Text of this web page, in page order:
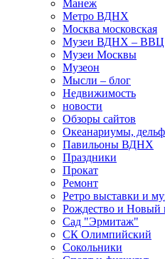
Манеж
Метро ВДНХ
Москва московская
Музеи ВДНХ – ВВЦ
Музеи Москвы
Музеон
Мысли – блог
Недвижимость
новости
Обзоры сайтов
Океанариумы,
Павильоны ВДНХ
Праздники
Прокат
Ремонт
Ретро выставки и
Рождество и
Сад "Эрмитаж"
СК Олимпийский
Сокольники